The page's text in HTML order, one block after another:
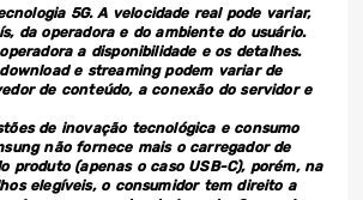
5G. A velocidade real pode variar,
da operadora e do ambiente do usuário.
a disponibilidade e os detalhes.
e streaming podem variar de
de conteúdo, a conexão do servidor e
de inovação tecnológica e consumo
não fornece mais o carregador de
produto (apenas o caso USB-C), porém, na
elegíveis, o consumidor tem direito a